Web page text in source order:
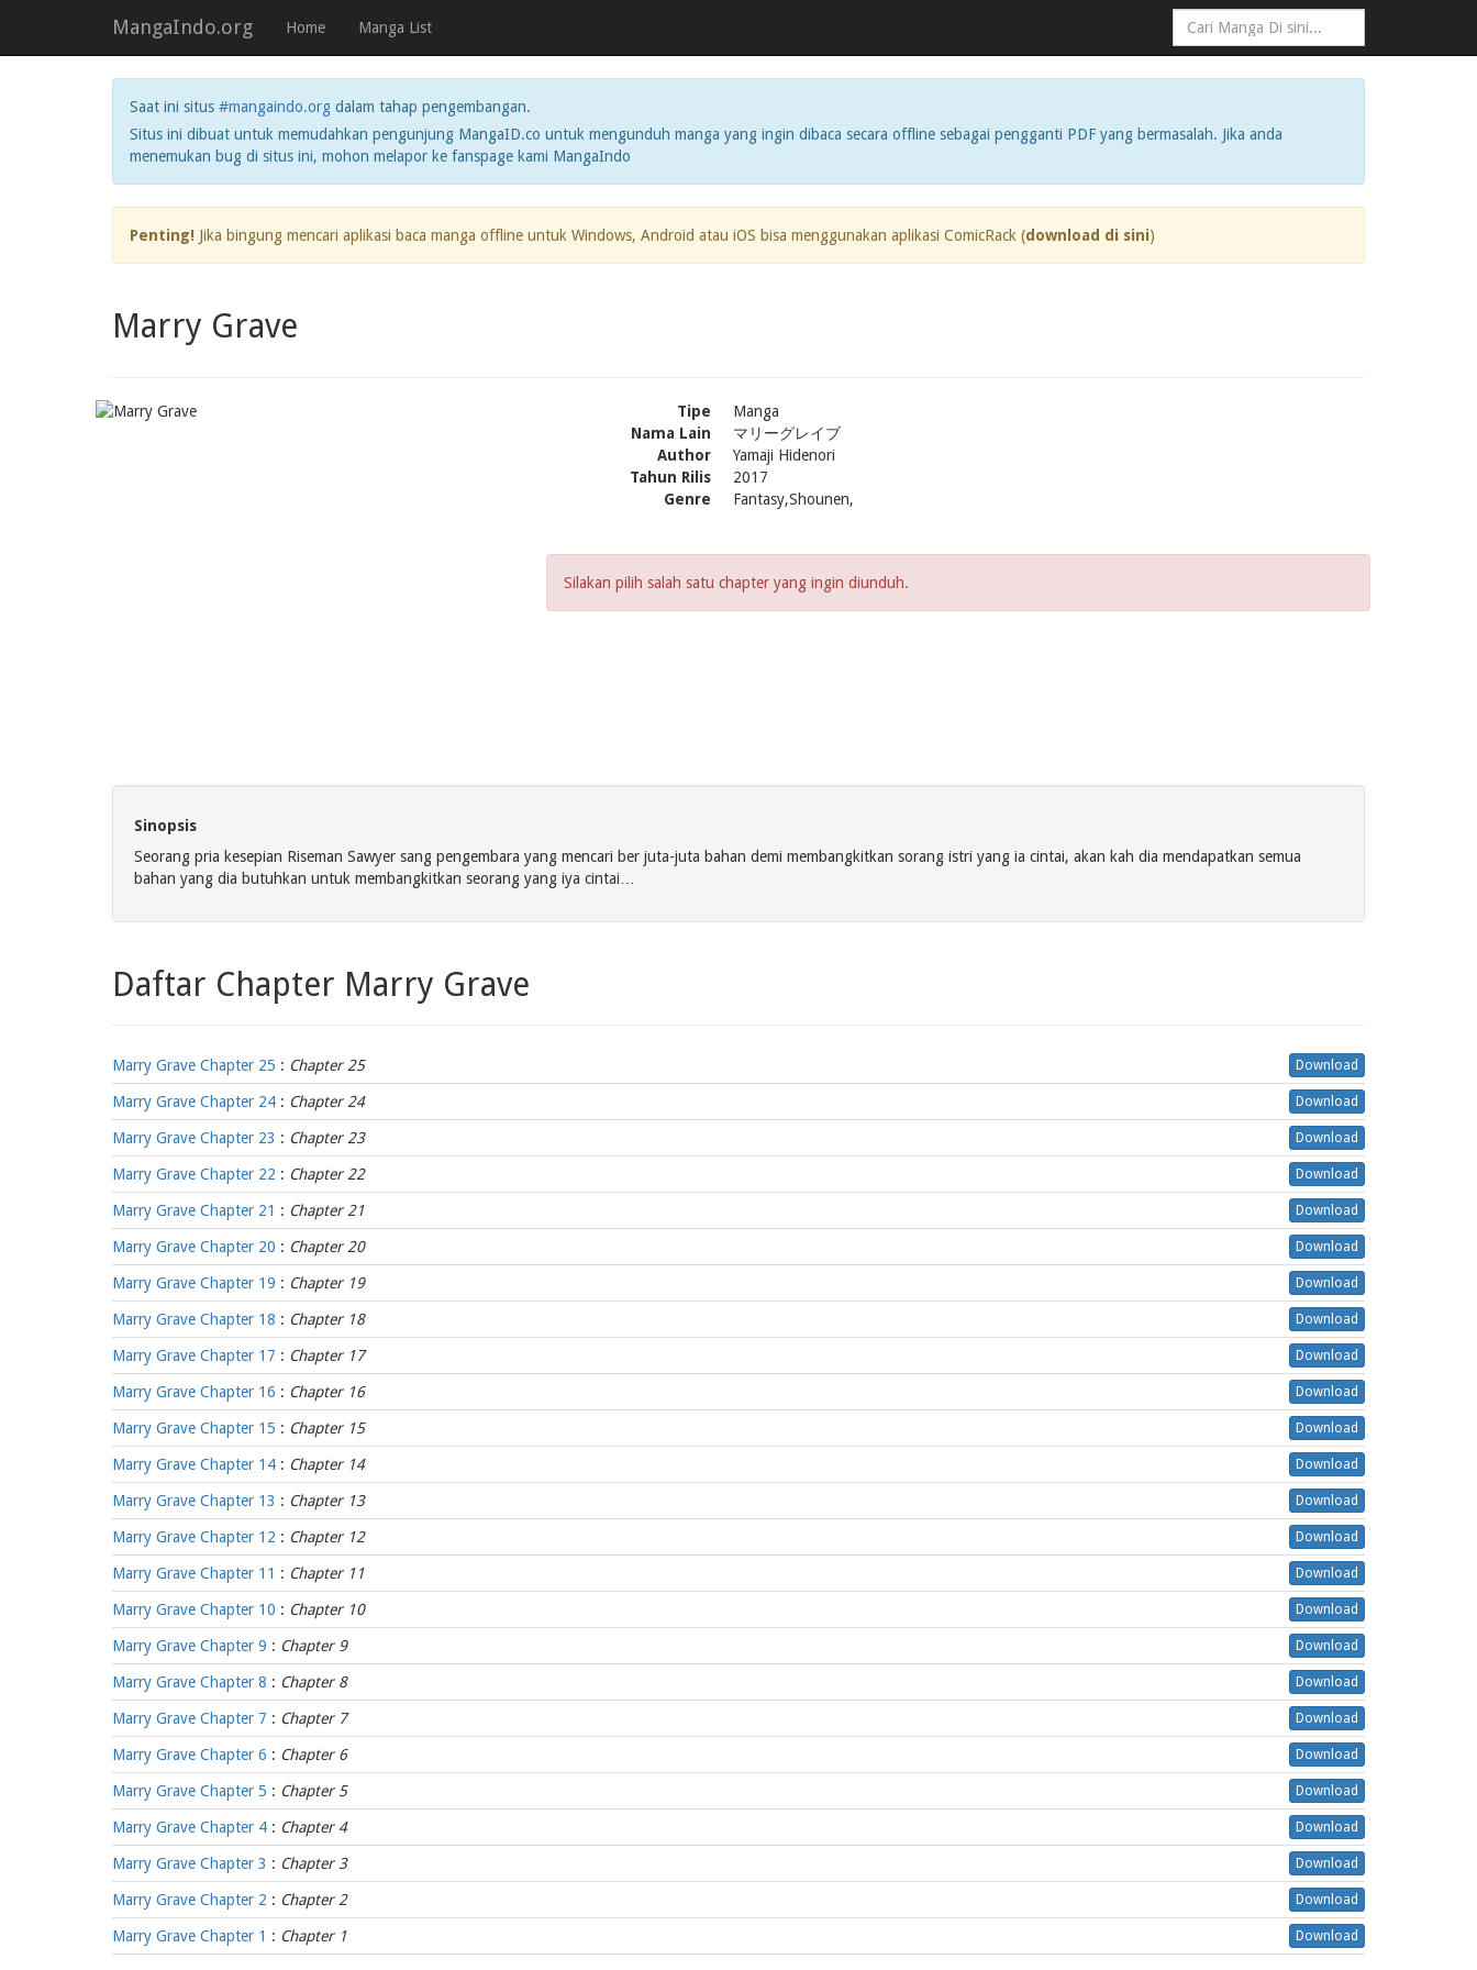
MangaIndo.org Home Manga List
Saat ini situs #mangaindo.org dalam tahap pengembangan.
Situs ini dibuat untuk memudahkan pengunjung MangaID.co untuk mengunduh manga yang ingin dibaca secara offline sebagai pengganti PDF yang bermasalah. Jika anda
menemukan bug di situs ini, mohon melapor ke fanspage kami MangaIndo
Penting! Jika bingung mencari aplikasi baca manga offline untuk Windows, Android atau iOS bisa menggunakan aplikasi ComicRack (download di sini)
Marry Grave
Tipe
Manga
Nama Lain
マリーグレイブ
Author
Yamaji Hidenori
Tahun Rilis
2017
Genre
Fantasy,Shounen,
Silakan pilih salah satu chapter yang ingin diunduh.
Sinopsis
Seorang pria kesepian Riseman Sawyer sang pengembara yang mencari ber juta-juta bahan demi membangkitkan sorang istri yang ia cintai, akan kah dia mendapatkan semua
bahan yang dia butuhkan untuk membangkitkan seorang yang iya cintai…
Daftar Chapter Marry Grave
Marry Grave Chapter 25 : Chapter 25 Download
Marry Grave Chapter 24 : Chapter 24 Download
Marry Grave Chapter 23 : Chapter 23 Download
Marry Grave Chapter 22 : Chapter 22 Download
Marry Grave Chapter 21 : Chapter 21 Download
Marry Grave Chapter 20 : Chapter 20 Download
Marry Grave Chapter 19 : Chapter 19 Download
Marry Grave Chapter 18 : Chapter 18 Download
Marry Grave Chapter 17 : Chapter 17 Download
Marry Grave Chapter 16 : Chapter 16 Download
Marry Grave Chapter 15 : Chapter 15 Download
Marry Grave Chapter 14 : Chapter 14 Download
Marry Grave Chapter 13 : Chapter 13 Download
Marry Grave Chapter 12 : Chapter 12 Download
Marry Grave Chapter 11 : Chapter 11 Download
Marry Grave Chapter 10 : Chapter 10 Download
Marry Grave Chapter 9 : Chapter 9 Download
Marry Grave Chapter 8 : Chapter 8 Download
Marry Grave Chapter 7 : Chapter 7 Download
Marry Grave Chapter 6 : Chapter 6 Download
Marry Grave Chapter 5 : Chapter 5 Download
Marry Grave Chapter 4 : Chapter 4 Download
Marry Grave Chapter 3 : Chapter 3 Download
Marry Grave Chapter 2 : Chapter 2 Download
Marry Grave Chapter 1 : Chapter 1 Download